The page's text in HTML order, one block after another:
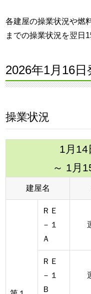
各建屋の操業状況や燃
までの操業状況を翌日
2026年1月16日
操業状況
1月14
～ 1月
建屋名
ＲＥ
－１
Ａ
ＲＥ
－１
Ｂ